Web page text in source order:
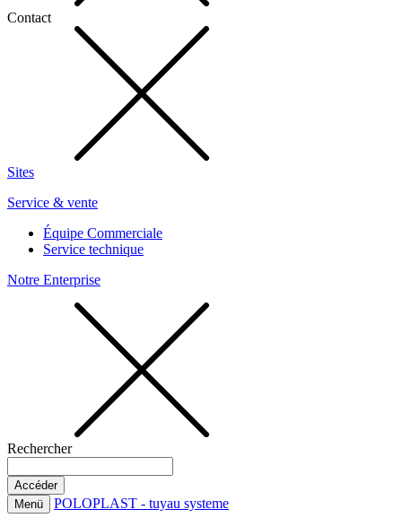
Contact
Sites
Service & vente
Équipe Commerciale
Service technique
Notre Enterprise
Rechercher
Menü POLOPLAST - tuyau systeme